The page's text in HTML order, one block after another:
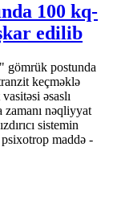
100 kq-
edilib
gömrük postunda
keçməklə
əsaslı
nəqliyyat
sistemin
maddə -